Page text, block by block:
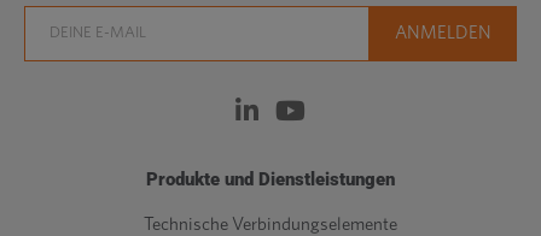
Produkte und Dienstleistungen
Technische Verbindungselemente